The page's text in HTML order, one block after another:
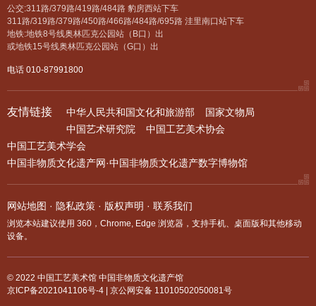
公交:311路/379路/419路/484路 豹房西站下车
311路/319路/379路/450路/466路/484路/695路 洼里南口站下车
地铁:地铁8号线奥林匹克公园站（B口）出
或地铁15号线奥林匹克公园站（G口）出
电话 010-87991800
友情链接 中华人民共和国文化和旅游部
国家文物局
中国艺术研究院
中国工艺美术协会
中国工艺美术学会
中国非物质文化遗产网·中国非物质文化遗产数字博物馆
网站地图 · 隐私政策 · 版权声明 · 联系我们
浏览本站建议使用 360，Chrome, Edge 浏览器，支持手机、桌面版和其他移动
设备。
© 2022 中国工艺美术馆 中国非物质文化遗产馆
京ICP备2021041106号-4
京公网安备 11010502050081号